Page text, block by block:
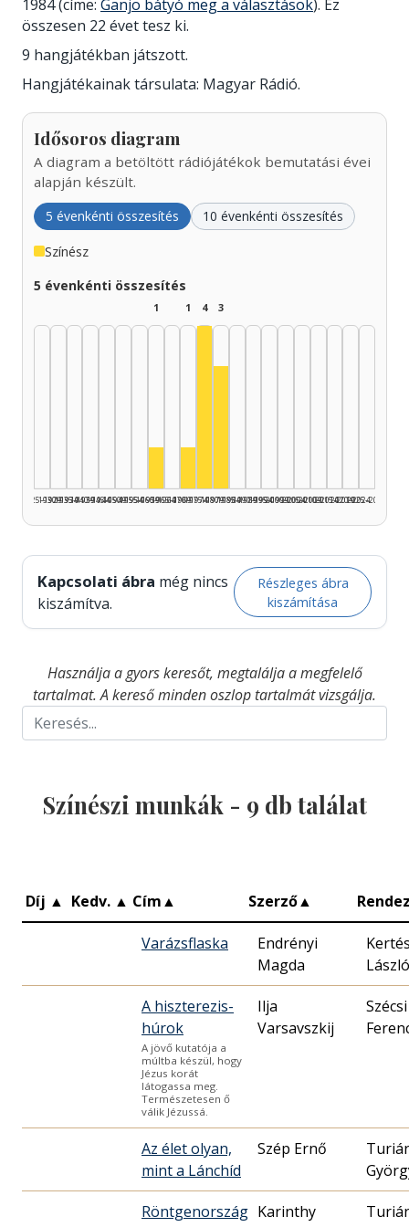
1984 (címe: Ganjo bátyó meg a választások). Ez
összesen 22 évet tesz ki.
9 hangjátékban játszott.
Hangjátékainak társulata: Magyar Rádió.
Idősoros diagram
A diagram a betöltött rádiójátékok bemutatási évei
alapján készült.
5 évenkénti összesítés 10 évenkénti összesítés
Színész
5 évenkénti összesítés
1925–1929
1930–1934
1935–1939
1940–1944
1945–1949
1950–1954
1955–1959
1
1960–1964
1965–1969
1
1970–1974
4
1975–1979
3
1980–1984
1985–1989
1990–1994
1995–1999
2000–2004
2005–2009
2010–2014
2015–2019
2020–2024
2025–2026
Kapcsolati ábra még nincs
kiszámítva.
Részleges ábra
kiszámítása
Használja a gyors keresőt, megtalálja a megfelelő
tartalmat. A kereső minden oszlop tartalmát vizsgálja.
Színészi munkák - 9 db találat
Díj ▲ Kedv. ▲ Cím▲ Szerző▲
Varázsflaska
Endrényi
Magda
László
A hiszterezis-
húrok
A jövő kutatója a
múltba készül, hogy
Jézus korát
látogassa meg.
Természetesen ő
válik Jézussá.
Ilja
Varsavszkij
Szécsi
Az élet olyan,
mint a Lánchíd
Szép Ernő
Röntgenország Karinthy